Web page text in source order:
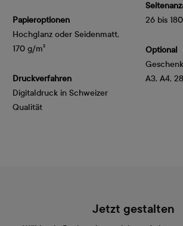
Papieroptionen
Hochglanz oder Seidenmatt,
170 g/m²
Druckverfahren
Digitaldruck in Schweizer
Qualität
26 bis
Optional
A3, A4,
Jetzt gestalten